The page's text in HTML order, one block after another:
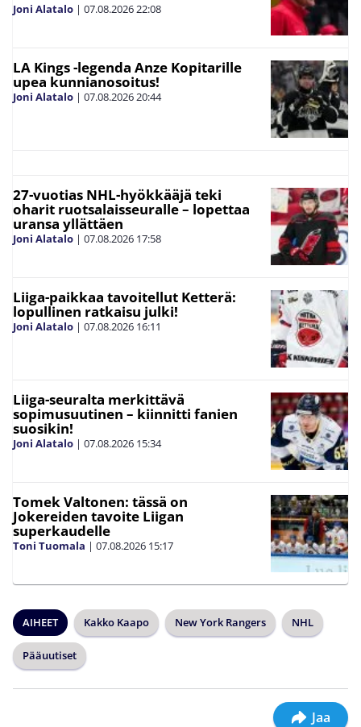
Joni Alatalo | 07.08.2026 22:08
LA Kings -legenda Anze Kopitarille
upea kunnianosoitus!
Joni Alatalo | 07.08.2026 20:44
27-vuotias NHL-hyökkääjä teki
oharit ruotsalaisseuralle – lopettaa
uransa yllättäen
Joni Alatalo | 07.08.2026 17:58
Liiga-paikkaa tavoitellut Ketterä:
lopullinen ratkaisu julki!
Joni Alatalo | 07.08.2026 16:11
Liiga-seuralta merkittävä
sopimusuutinen – kiinnitti fanien
suosikin!
Joni Alatalo | 07.08.2026 15:34
Tomek Valtonen: tässä on
Jokereiden tavoite Liigan
superkaudelle
Toni Tuomala | 07.08.2026 15:17
AIHEET Kakko Kaapo New York Rangers NHL
Pääuutiset
Jaa